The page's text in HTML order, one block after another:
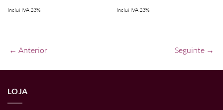
Inclui IVA 23% Inclui IVA 23%
← Anterior Seguinte →
LOJA